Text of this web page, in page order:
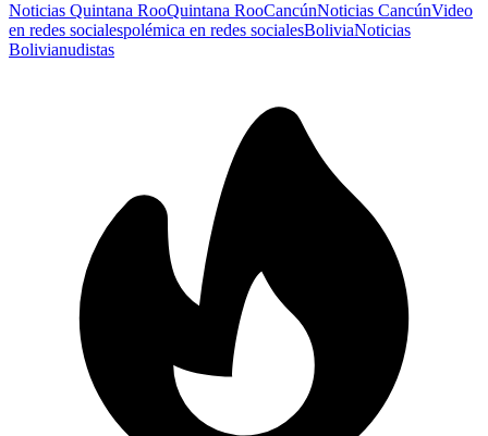
Noticias Quintana RooQuintana RooCancúnNoticias CancúnVideo
en redes socialespolémica en redes socialesBoliviaNoticias
Bolivianudistas